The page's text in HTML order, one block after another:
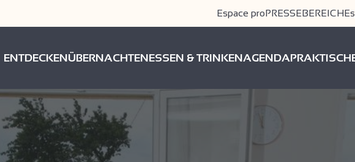
Espace proPRESSEBEREICH
ENTDECKENÜBERNACHTENESSEN & TRINKENAGENDA